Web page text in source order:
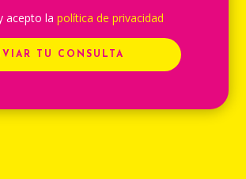
acepto lapolítica de privacidad